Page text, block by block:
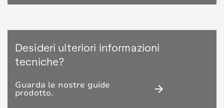
Desideri ulteriori informazioni
tecniche?
Guarda le nostre guide
prodotto. arrow_forward